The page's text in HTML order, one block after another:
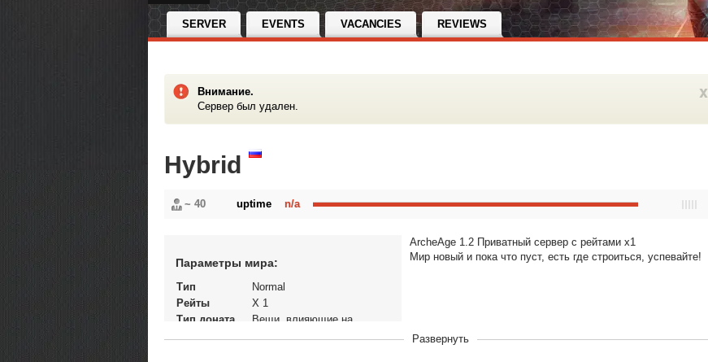
SERVER EVENTS VACANCIES REVIEWS
x
Внимание.
Сервер был удален.
Hybrid
~ 40 n/a
uptime
Параметры мира:
Тип
Normal
Рейты
X 1
Тип доната
Вещи, влияющие на
ArcheAge 1.2 Приватный сервер с рейтами x1
Мир новый и пока что пуст, есть где строиться, успевайте!
Развернуть